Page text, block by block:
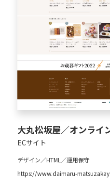
大丸松坂屋／オンライ
ECサイト
デザイン／HTML／運用保守
https://www.daimaru-